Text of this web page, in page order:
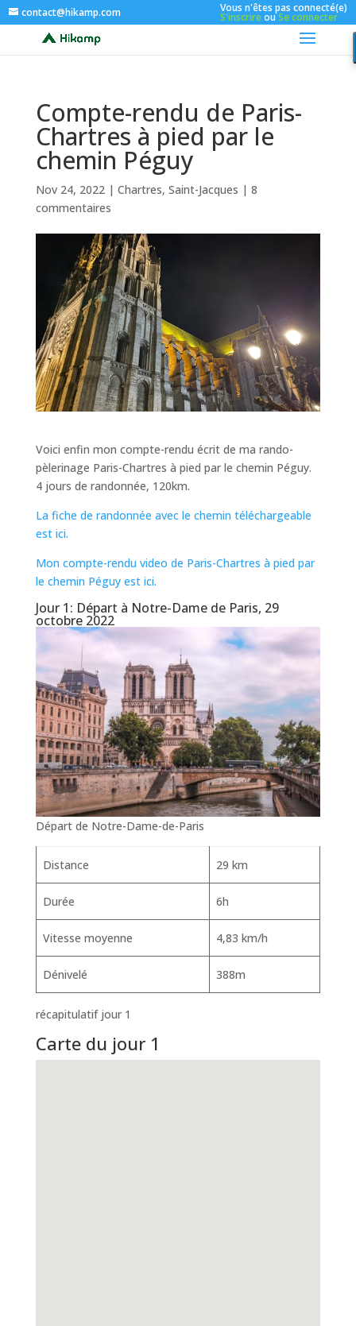
contact@hikamp.com Vous n'êtes pas connecté(e)
S'inscrireouSe connecter
Compte-rendu de Paris-
Chartres à pied par le
chemin Péguy
Nov 24, 2022| Chartres, Saint-Jacques | 8
commentaires
Voici enfin mon compte-rendu écrit de ma rando-
pèlerinage Paris-Chartres à pied par le chemin Péguy.
4 jours de randonnée, 120km.
La fiche de randonnée avec le chemin téléchargeable
est ici.
Mon compte-rendu video de Paris-Chartres à pied par
le chemin Péguy est ici.
Jour 1: Départ à Notre-Dame de Paris, 29
octobre 2022
Départ de Notre-Dame-de-Paris
Distance 29 km
Durée 6h
Vitesse moyenne 4,83 km/h
Dénivelé 388m
récapitulatif jour 1
Carte du jour 1